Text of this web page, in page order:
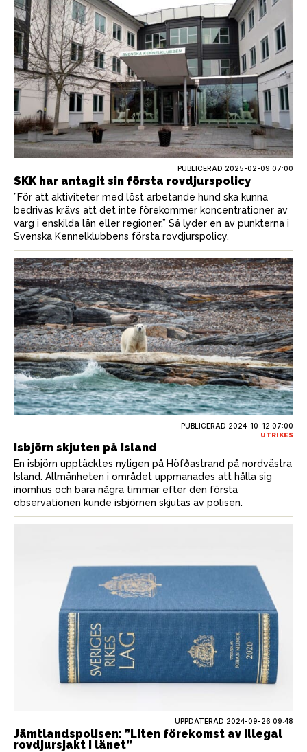
PUBLICERAD 2025-02-09 07:00
SKK har antagit sin första rovdjurspolicy
”För att aktiviteter med löst arbetande hund ska kunna
bedrivas krävs att det inte förekommer koncentrationer av
varg i enskilda län eller regioner.” Så lyder en av punkterna i
Svenska Kennelklubbens första rovdjurspolicy.
PUBLICERAD 2024-10-12 07:00
UTRIKES
Isbjörn skjuten på Island
En isbjörn upptäcktes nyligen på Höfðastrand på nordvästra
Island. Allmänheten i området uppmanades att hålla sig
inomhus och bara några timmar efter den första
observationen kunde isbjörnen skjutas av polisen.
UPPDATERAD 2024-09-26 09:48
Jämtlandspolisen: ”Liten förekomst av illegal
rovdjursjakt i länet”